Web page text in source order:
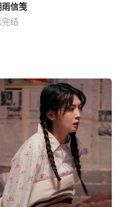
雨信笺
完结